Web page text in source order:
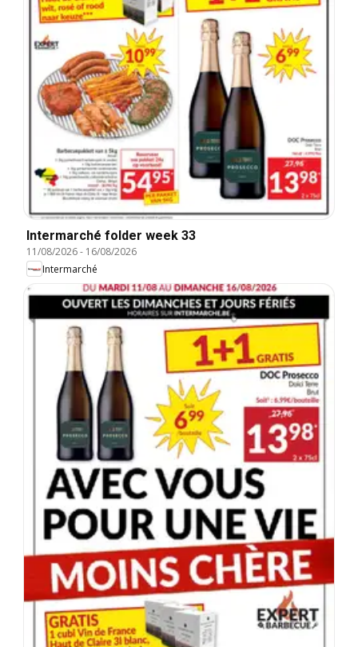
Intermarché folder week 33
11/08/2026- 16/08/2026
Intermarché